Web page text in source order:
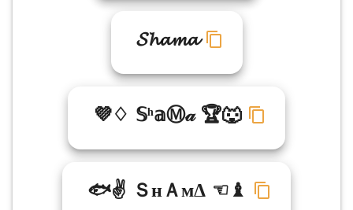
𝓢𝓱𝓪𝓶𝓪
💜♢ 𝕊ʰ𝕒Ⓜ𝒶 🏆🐺
🐟✌ ＳнＡмΔ ☜♝